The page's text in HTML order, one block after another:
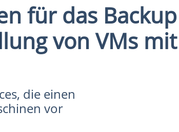
für das Backup
von VMs mit
die einen
vor